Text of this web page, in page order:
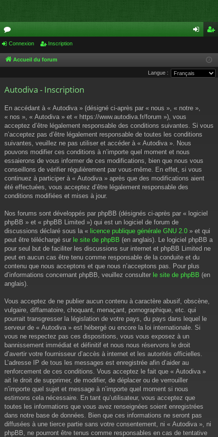
or
u
s
cri
pti
Connexion Inscription
Accueil du forum
Langue :
Autodiva - Inscription
En accédant à « Autodiva » (désigné ci-après par « nous », « notre »,
« nos », « Autodiva » et « https://www.autodiva.fr/forum »), vous
acceptez d’être légalement responsable des conditions suivantes. Si vous
n’acceptez pas d’être légalement responsable de toutes les conditions
suivantes, veuillez ne pas utiliser et accéder à « Autodiva ». Nous
pouvons modifier ces conditions à n’importe quel moment et nous
essaierons de vous informer de ces modifications, bien que nous vous
conseillons de vérifier régulièrement par vous-même. En effet, si vous
continuez à participer à « Autodiva » après que des modifications aient
été effectuées, vous acceptez d’être légalement responsable des
conditions modifiées et mises à jour.
Nos forums sont développés par phpBB (désignés ci-après par « logiciel
phpBB » et « phpBB Limited ») qui est un logiciel de forum de
discussions déclaré sous la « licence publique générale GNU 2.0 » et qui
peut être téléchargé sur le site de phpBB (en anglais). Le logiciel phpBB a
pour seul but de faciliter les discussions sur internet et phpBB Limited ne
peut en aucun cas être tenu comme responsable de la conduite et du
contenu que nous acceptons et que nous n’acceptons pas. Pour plus
d’informations concernant phpBB, veuillez consulter le site de phpBB (en
anglais).
Vous acceptez de ne publier aucun contenu à caractère abusif, obscène,
vulgaire, diffamatoire, choquant, menaçant, pornographique, etc. qui
pourrait transgresser la législation de votre pays, du pays dans lequel le
serveur de « Autodiva » est hébergé ou encore la loi internationale. Si
vous ne respectez pas ces dispositions, vous vous exposez à un
bannissement immédiat et définitif et nous nous réservons le droit
d’avertir votre fournisseur d’accès à internet et les autorités officielles.
L’adresse IP de tous les messages est enregistrée afin d’aider au
renforcement de ces conditions. Vous acceptez le fait que « Autodiva »
ait le droit de supprimer, de modifier, de déplacer ou de verrouiller
n’importe quel sujet et message à n’importe quel moment si nous
estimons cela nécessaire. En tant qu’utilisateur, vous acceptez que
toutes les informations que vous avez renseignées soient enregistrées
dans notre base de données. Bien que ces informations ne seront pas
diffusées à une tierce partie sans votre consentement, ni « Autodiva », ni
phpBB, ne pourront être tenus comme responsables en cas de tentative